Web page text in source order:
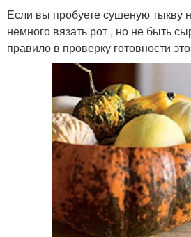
Если вы пробуете сушеную тыкву
немного вязать рот , но не быть
правило в проверку готовности